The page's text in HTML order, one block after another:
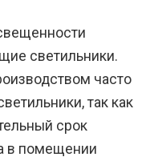
светильники.
часто
так как
срок
в помещении